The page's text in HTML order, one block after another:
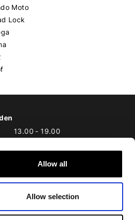
Allow all
Allow selection
Moto
Lock
13.00 - 19.00
10.00-19.00
-20.00
10.00-17.00
10.00-17.00